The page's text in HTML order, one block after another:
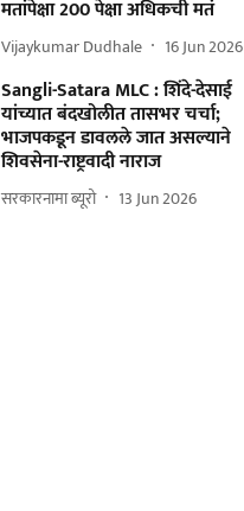
मतांपेक्षा 200 पेक्षा अधिकची मतं
Vijaykumar Dudhale 16 Jun 2026
Sangli-Satara MLC : शिंदे-देसाई
यांच्यात बंदखोलीत तासभर चर्चा;
भाजपकडून डावलले जात असल्याने
शिवसेना-राष्ट्रवादी नाराज
सरकारनामा ब्यूरो 13 Jun 2026